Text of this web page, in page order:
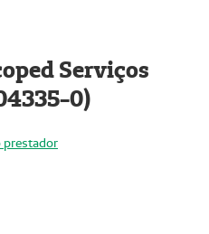
Serviços
0)
prestador